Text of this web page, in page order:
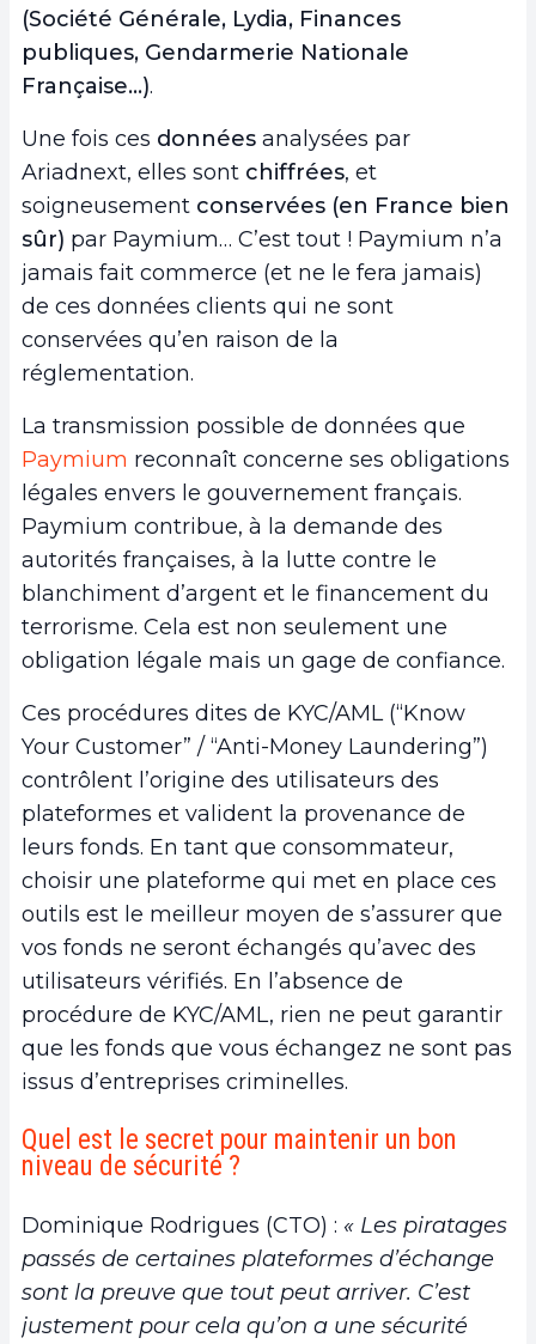
(Société Générale, Lydia, Finances
publiques, Gendarmerie Nationale
Française…).
Une fois ces données analysées par
Ariadnext, elles sont chiffrées, et
soigneusement conservées (en France bien
sûr) par Paymium… C’est tout ! Paymium n’a
jamais fait commerce (et ne le fera jamais)
de ces données clients qui ne sont
conservées qu’en raison de la
réglementation.
La transmission possible de données que
Paymium reconnaît concerne ses obligations
légales envers le gouvernement français.
Paymium contribue, à la demande des
autorités françaises, à la lutte contre le
blanchiment d’argent et le financement du
terrorisme. Cela est non seulement une
obligation légale mais un gage de confiance.
Ces procédures dites de KYC/AML (“Know
Your Customer” / “Anti-Money Laundering”)
contrôlent l’origine des utilisateurs des
plateformes et valident la provenance de
leurs fonds. En tant que consommateur,
choisir une plateforme qui met en place ces
outils est le meilleur moyen de s’assurer que
vos fonds ne seront échangés qu’avec des
utilisateurs vérifiés. En l’absence de
procédure de KYC/AML, rien ne peut garantir
que les fonds que vous échangez ne sont pas
issus d’entreprises criminelles.
Quel est le secret pour maintenir un bon
niveau de sécurité ?
Dominique Rodrigues (CTO) : « Les piratages
passés de certaines plateformes d’échange
sont la preuve que tout peut arriver. C’est
justement pour cela qu’on a une sécurité